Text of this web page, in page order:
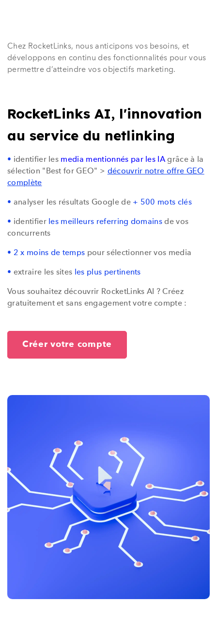
Chez RocketLinks, nous anticipons vos besoins, et
développons en continu des fonctionnalités pour vous
permettre d’atteindre vos objectifs marketing.
RocketLinks AI, l'innovation
au service du netlinking
• identifier les media mentionnés par les IAgrâce à la
sélection "Best for GEO" > découvrir notre offre GEO
complète
• analyser les résultats Google de + 500 mots clés
• identifier les meilleurs referring domains de vos
concurrents
• 2 x moins de temps pour sélectionner vos media
• extraire les sites les plus pertinents
Vous souhaitez découvrir RocketLinks AI ? Créez
gratuitement et sans engagement votre compte :
Créer votre compte